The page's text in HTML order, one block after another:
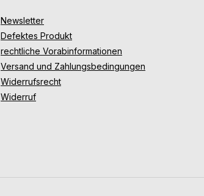
Newsletter
Defektes Produkt
rechtliche Vorabinformationen
Versand und Zahlungsbedingungen
Widerrufsrecht
Widerruf